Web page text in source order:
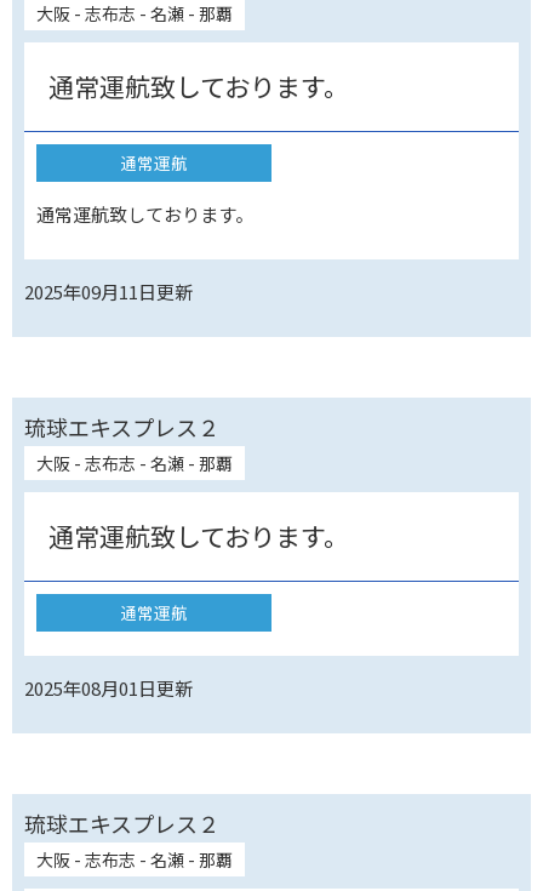
大阪 - 志布志 - 名瀬 - 那覇
通常運航致しております。
通常運航
通常運航致しております。
2025年09月11日更新
琉球エキスプレス２
大阪 - 志布志 - 名瀬 - 那覇
通常運航致しております。
通常運航
2025年08月01日更新
琉球エキスプレス２
大阪 - 志布志 - 名瀬 - 那覇